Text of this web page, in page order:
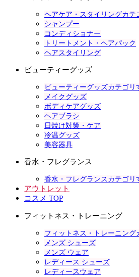
ヘアケア・スタイリングカテ
シャンプー
コンディショナー
トリートメント・ヘアパック
ヘアスタイリング
ビューティーグッズ
ビューティーグッズカテゴリ
メイクグッズ
ボディケアグッズ
ヘアブラシ
日焼け対策・ケア
冷温グッズ
美容器具
香水・フレグランス
香水・フレグランスカテゴリ
アウトレット
コスメ TOP
フィットネス・トレーニング
フィットネス・トレーニング
メンズ シューズ
メンズ ウェア
レディース シューズ
レディースウェア